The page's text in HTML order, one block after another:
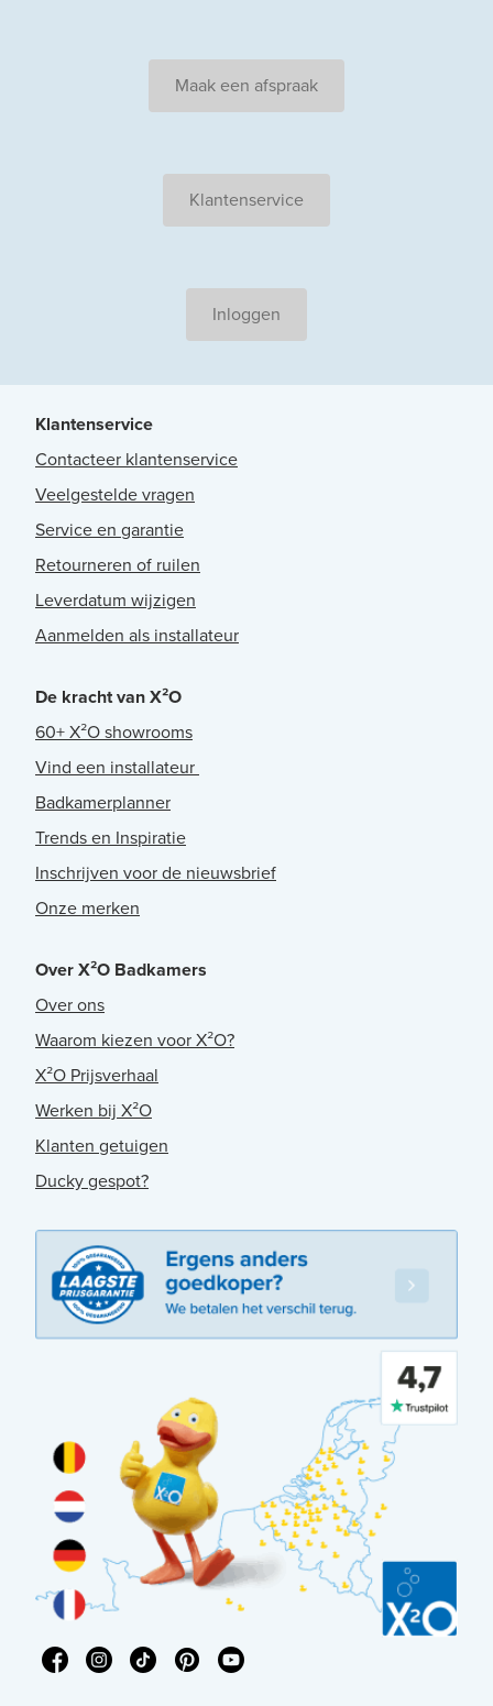
Maak een afspraak
Klantenservice
Inloggen
Klantenservice
Contacteer klantenservice
Veelgestelde vragen
Service en garantie
Retourneren of ruilen
Leverdatum wijzigen
Aanmelden als installateur
De kracht van X²O
60+ X²O showrooms
Vind een installateur
Badkamerplanner
Trends en Inspiratie
Inschrijven voor de nieuwsbrief
Onze merken
Over X²O Badkamers
Over ons
Waarom kiezen voor X²O?
X²O Prijsverhaal
Werken bij X²O
Klanten getuigen
Ducky gespot?